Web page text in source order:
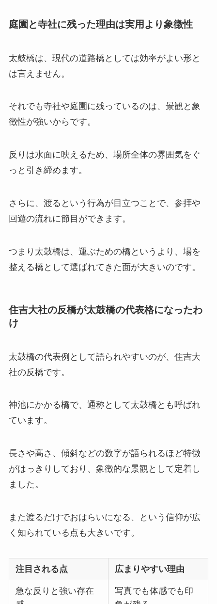
庭園と寺社に残った理由は実用より象徴性
太鼓橋は、現代の道路橋としては効率がよい形と
は言えません。
それでも寺社や庭園に残っているのは、景観と象
徴性が強いからです。
反りは水面に映えるため、場所全体の雰囲気をぐ
っと引き締めます。
さらに、渡るという行為が目立つことで、参拝や
回遊の流れに節目ができます。
つまり太鼓橋は、運ぶための橋というより、場を
整える橋として選ばれてきた面が大きいのです。
住吉大社の反橋が太鼓橋の代表格になったわ
け
太鼓橋の代表例として語られやすいのが、住吉大
社の反橋です。
神池にかかる橋で、通称として太鼓橋とも呼ばれ
ています。
長さや高さ、傾斜などの数字が語られるほど特徴
がはっきりしており、象徴的な景観として定着し
ました。
また渡るだけでおはらいになる、という信仰が広
く知られている点も大きいです。
注目される点 広まりやすい理由
急な反りと強い存在
写真でも体感でも印